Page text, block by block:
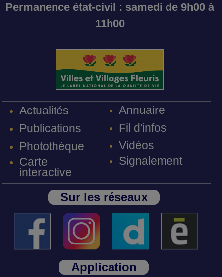
Permanence état-civil : samedi de 9h00 à
11h00
Actualités
Publications
Photothèque
Carte
interactive
Annuaire
Fil d'infos
Vidéos
Signalement
Sur les réseaux
Application